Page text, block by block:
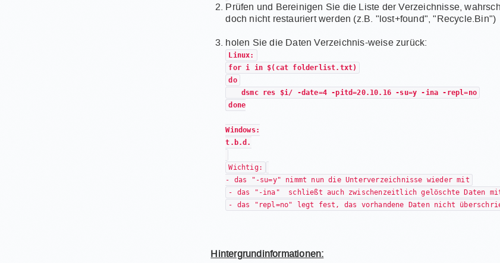
Prüfen und Bereinigen Sie die Liste der Verzeichnisse,
doch nicht restauriert werden (z.B. "lost+found", "Recycle.Bin")
holen Sie die Daten Verzeichnis-weise zurück:
Linux:
for i in $(cat folderlist.txt)
do
dsmc res $i/ -date=4 -pitd=20.10.16 -su=y -ina -repl=no
done
Windows:
t.b.d.
Wichtig:
- das "-su=y" nimmt nun die Unterverzeichnisse wieder mit
- das "-ina" schließt auch zwischenzeitlich gelöschte Daten
- das "repl=no" legt fest, das vorhandene Daten nicht
Hintergrundinformationen: